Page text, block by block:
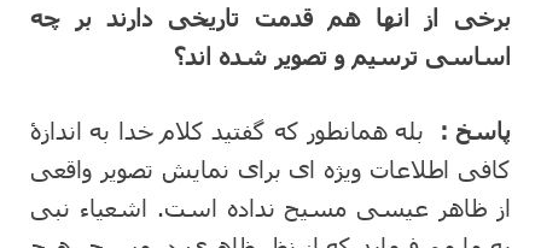
برخی از انها هم قدمت تاریخی دارند بر چه
اساسی ترسیم و تصویر شده اند؟
پاسخ : بله همانطور که گفتید کلام خدا به اندازۀ
کافی اطلاعات ویژه ای برای نمایش تصویر واقعی
از ظاهر عیسی مسیح نداده است. اشعیاء نبی